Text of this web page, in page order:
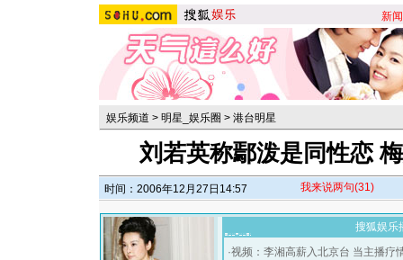
新闻
娱乐频道 > 明星_娱乐圈 > 港台明星
刘若英称鄢泼是同性恋
时间：2006年12月27日14:57 我来说两句(31)
搜狐娱乐
·视频：李湘高薪入北京台 当主播疗